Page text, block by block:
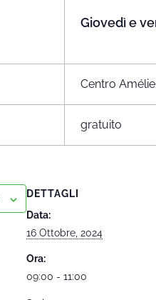
Giovedì e
Centro
gratuito
DETTAGLI
Data:
16 Ottobre, 2024
Ora:
09:00 - 11:00